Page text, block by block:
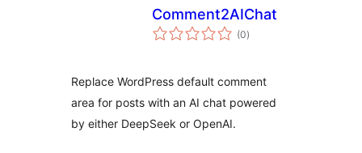
Comment2AIChat
(0puntuacions
totals
)
Replace WordPress default comment
area for posts with an AI chat powered
by either DeepSeek or OpenAI.